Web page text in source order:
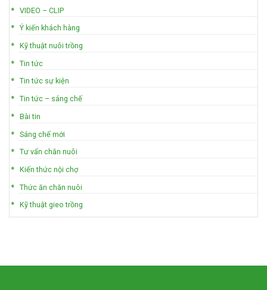
VIDEO – CLIP
Ý kiến khách hàng
Kỹ thuật nuôi trồng
Tin tức
Tin tức sự kiện
Tin tức – sáng chế
Bài tin
Sáng chế mới
Tư vấn chăn nuôi
Kiến thức nội chợ
Thức ăn chăn nuôi
Kỹ thuật gieo trồng